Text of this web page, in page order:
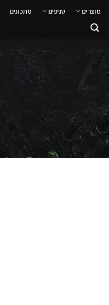
מוצרים סניפים מתכונים